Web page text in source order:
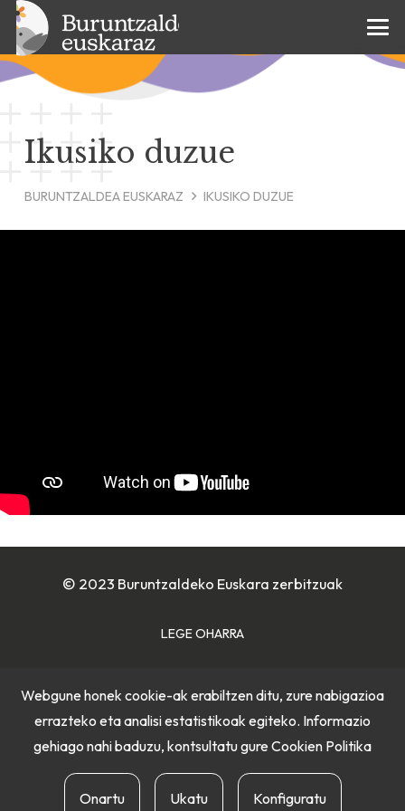
Ikusiko duzue
BURUNTZALDEA EUSKARAZ IKUSIKO DUZUE
© 2023 Buruntzaldeko Euskara zerbitzuak
LEGE OHARRA
PRIBATUTASUN POLITIKA
Webgune honek cookie-ak erabiltzen ditu, zure nabigazioa
errazteko eta analisi estatistikoak egiteko. Informazio
gehiago nahi baduzu, kontsultatu gure Cookien Politika
Onartu Ukatu Konfiguratu